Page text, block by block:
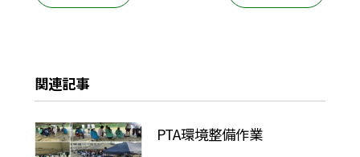
関連記事
PTA環境整備作業